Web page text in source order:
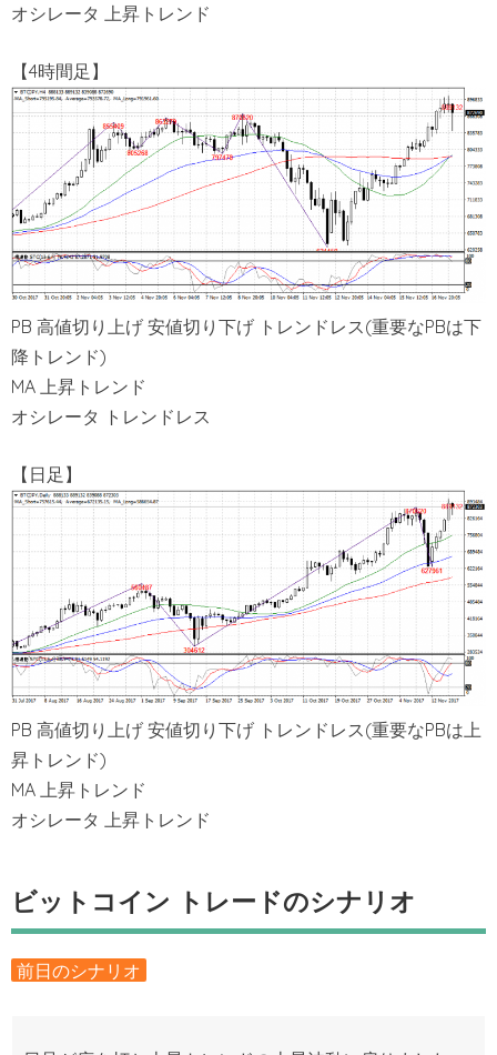
オシレータ 上昇トレンド
【4時間足】
PB 高値切り上げ 安値切り下げ トレンドレス(重要なPBは下
降トレンド)
MA 上昇トレンド
オシレータ トレンドレス
【日足】
PB 高値切り上げ 安値切り下げ トレンドレス(重要なPBは上
昇トレンド)
MA 上昇トレンド
オシレータ 上昇トレンド
ビットコイン トレードのシナリオ
前日のシナリオ